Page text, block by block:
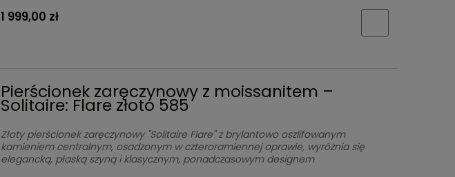
1 999,00 zł
Pierścionek zaręczynowy z moissanitem –
Solitaire: Flare złoto 585
Złoty pierścionek zaręczynowy "Solitaire Flare" z brylantowo oszlifowanym
kamieniem centralnym, osadzonym w czteroramiennej oprawie, wyróżnia się
elegancką, płaską szyną i klasycznym, ponadczasowym designem